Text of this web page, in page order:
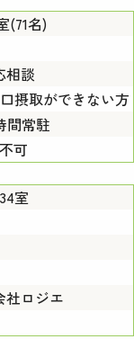
(71名)
相談
摂取ができない方
間常駐
不可
34室
社ロジエ